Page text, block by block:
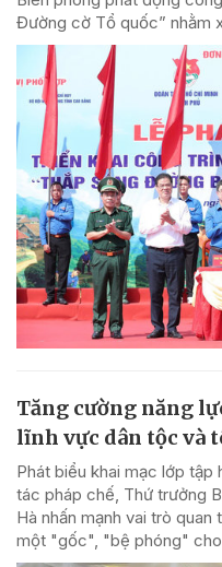
Đường cờ Tổ quốc” nhằm
Tăng cường năng
lĩnh vực dân tộc và
Phát biểu khai mạc lớp
tác pháp chế, Thứ trưởng
Hà nhấn mạnh vai trò
một "gốc", "bệ phóng"